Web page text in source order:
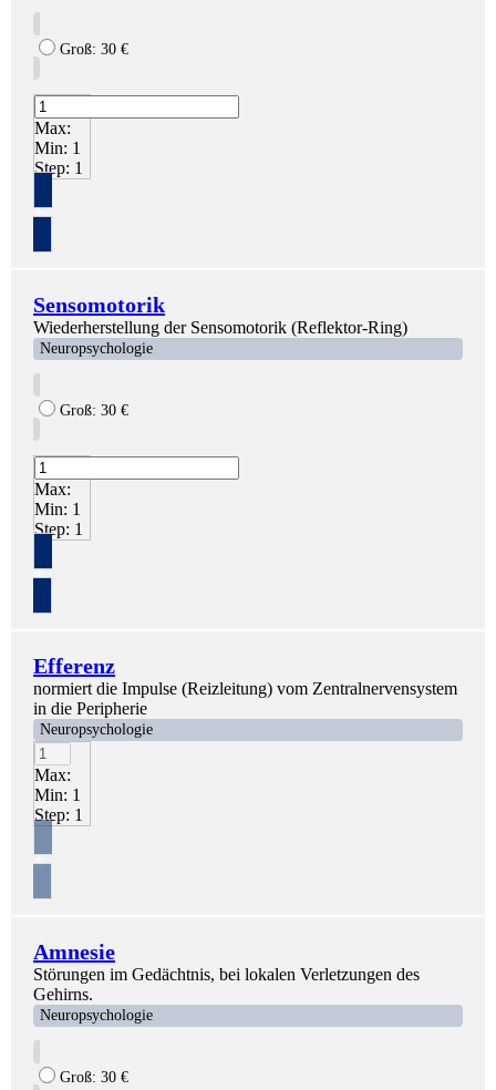
Groß: 30 €
Max:
Min: 1
Step: 1
+
Sensomotorik
Wiederherstellung der Sensomotorik (Reflektor-Ring)
Neuropsychologie
Groß: 30 €
Max:
Min: 1
Step: 1
+
Efferenz
normiert die Impulse (Reizleitung) vom Zentralnervensystem
in die Peripherie
Neuropsychologie
Max:
Min: 1
Step: 1
+
Amnesie
Störungen im Gedächtnis, bei lokalen Verletzungen des
Gehirns.
Neuropsychologie
Groß: 30 €